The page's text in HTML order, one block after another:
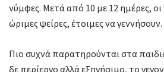
νύμφες. Μετά από 10 με 12 ημέρες, οι
ώριμες ψείρες, έτοιμες να γεννήσουν.
Πιο συχνά παρατηρούνται στα
δε περίεργο αλλά εξηγήσιμο, το